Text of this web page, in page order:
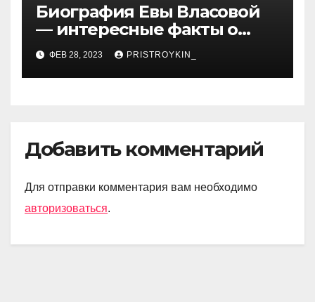
Биография Евы Власовой
— интересные факты о
личной жизни популярной
исполнительницы
ФЕВ 28, 2023 PRISTROYKIN_
Добавить комментарий
Для отправки комментария вам необходимо
авторизоваться.